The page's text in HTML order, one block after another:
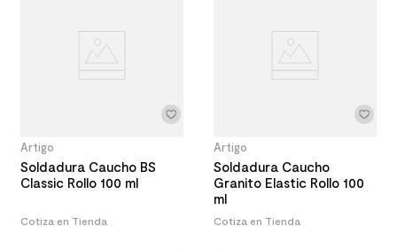
Artigo
Soldadura Caucho BS
Classic Rollo 100 ml
Cotiza en Tienda
Artigo
Soldadura Caucho
Granito Elastic Rollo 100
ml
Cotiza en Tienda